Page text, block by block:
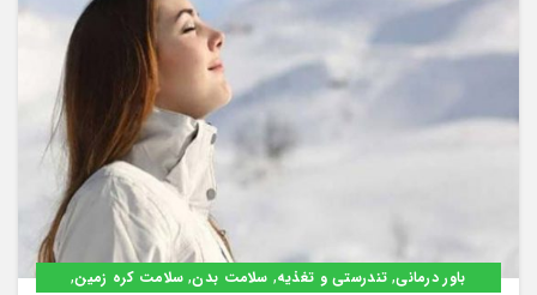
باور درمانی, تندرستی و تغذیه, سلامت بدن, سلامت کره زمین,